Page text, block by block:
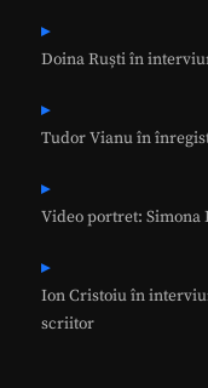
Doina Ruști în
Tudor Vianu în
Video portret:
Ion Cristoiu în
scriitor